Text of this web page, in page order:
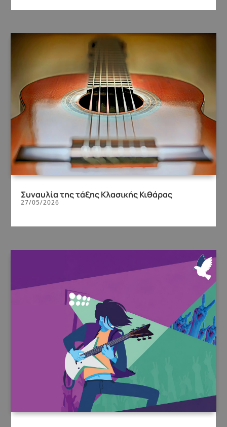
Συναυλία της τάξης Κλασικής Κιθάρας
27/05/2026